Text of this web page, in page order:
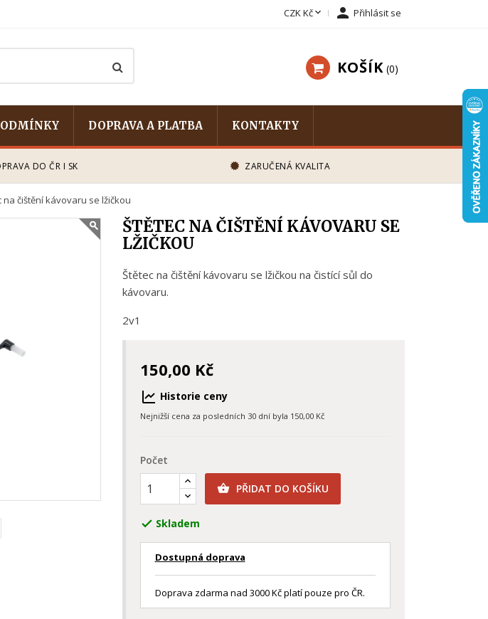
CZK Kč  Přihlásit se
KOŠÍK 0
DOPRAVA A PLATBA KONTAKTY
DO ČR I SK ZARUČENÁ KVALITA
na čištění kávovaru se lžičkou
ŠTĚTEC NA ČIŠTĚNÍ KÁVOVARU SE
LŽIČKOU
Štětec na čištění kávovaru se lžičkou na čistící sůl do
kávovaru.
2v1
150,00 Kč
Historie ceny
Nejnižší cena za posledních 30 dní byla 150,00 Kč
Počet
 PŘIDAT DO KOŠÍKU
 Skladem
Dostupná doprava
Doprava zdarma nad 3000 Kč platí pouze pro ČR.